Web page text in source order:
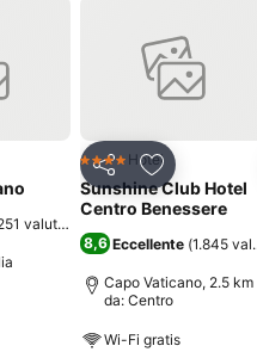
piscina scoperta attrezzata. Una
attrezzate con
incontri di lavoro. La
di gite ed escursioni, comprese
ai preferiti
valutazioni
CondividiAggiungi
4 StelleHotel
Sunshine Club Hotel
Centro Benessere
8,6 Eccellente (1.845
Capo Vaticano, 2.5 km
da: Centro
Wi-Fi gratis